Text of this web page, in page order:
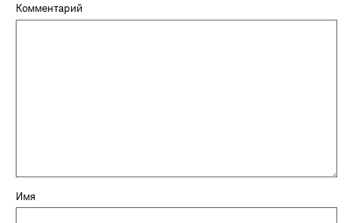
Комментарий
Имя